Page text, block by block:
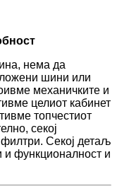
нема да
шини или
механичките и
целиот кабинет
топчестиот
секој
Секој детаљ
и функционалност и